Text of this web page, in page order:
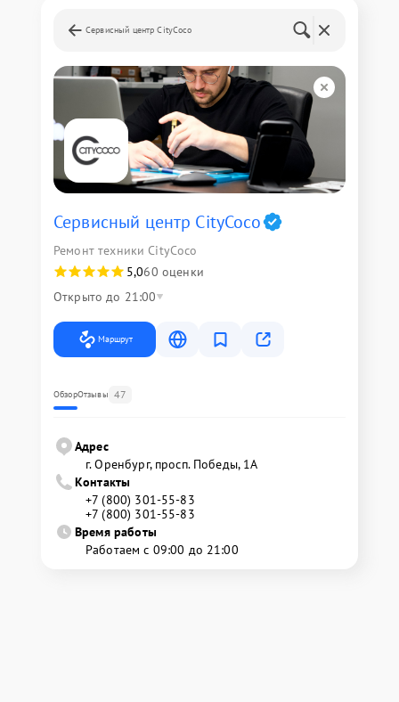
Сервисный центр CityCoco
Сервисный центр CityCoco
Ремонт техники CityCoco
5,060 оценки
Открыто до 21:00
Маршрут
ОбзорОтзывы 47
Адрес
г. Оренбург, просп. Победы, 1А
Контакты
+7 (800) 301-55-83
+7 (800) 301-55-83
Время работы
Работаем с 09:00 до 21:00